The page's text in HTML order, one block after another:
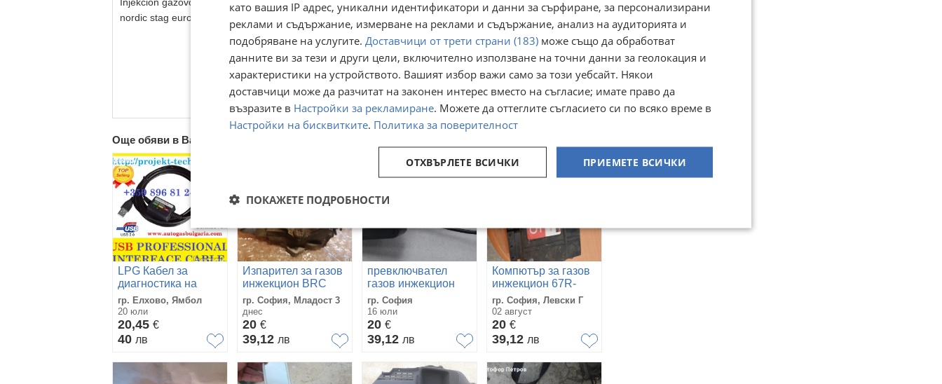
nordic stag europegas tamona agis emmegas r-uno fobos rail injektor izparitel kabelaj za gazov injekcion
Още обяви в Bazar.BG
LPG Кабел за
диагностика на
газов инжекцион
гр. Елхово, Ямбол
20 юли
20,45 €
40 лв
Изпарител за газов
инжекцион BRC
GENIUS 1200MB
гр. София, Младост 3
днес
20 €
39,12 лв
превключвател
газов инжекцион
AG холандско
гр. София
16 юли
20 €
39,12 лв
Компютър за газов
инжекцион 67R-
015440 / 110R-
005441 /
SW1.15HW4.40 /
1447.321085
гр. София, Левски Г
02 август
20 €
39,12 лв
като вашия IP адрес, уникални идентификатори и данни за сърфиране, за персонализирани
реклами и съдържание, измерване на реклами и съдържание, анализ на аудиторията и
подобряване на услугите. Доставчици от трети страни (183) може също да обработват
данните ви за тези и други цели, включително използване на точни данни за геолокация и
характеристики на устройството. Вашият избор важи само за този уебсайт. Някои
доставчици може да разчитат на законен интерес вместо на съгласие; имате право да
възразите в Настройки за рекламиране. Можете да оттеглите съгласието си по всяко време в
Настройки на бисквитките. Политика за поверителност
ПРИЕМЕТЕ ВСИЧКИ
ОТХВЪРЛЕТЕ ВСИЧКИ
ПОКАЖЕТЕ ПОДРОБНОСТИ